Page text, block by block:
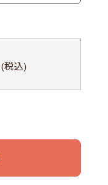
(税込)